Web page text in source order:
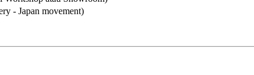
- Japan movement)